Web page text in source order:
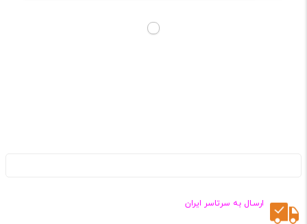
ارسـال به سرتاسر ایران